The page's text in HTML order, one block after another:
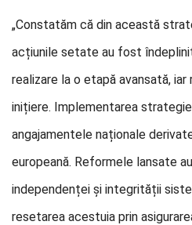
„Constatăm că din această
acțiunile setate au fost
realizare la o etapă avansată,
inițiere. Implementarea
angajamentele naționale
europeană. Reformele lansate
independenței și integrității
resetarea acestuia prin